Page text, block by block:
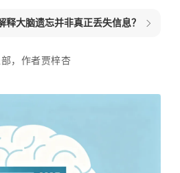
释大脑遗忘并非真正丢失信息？
，作者贾梓杏